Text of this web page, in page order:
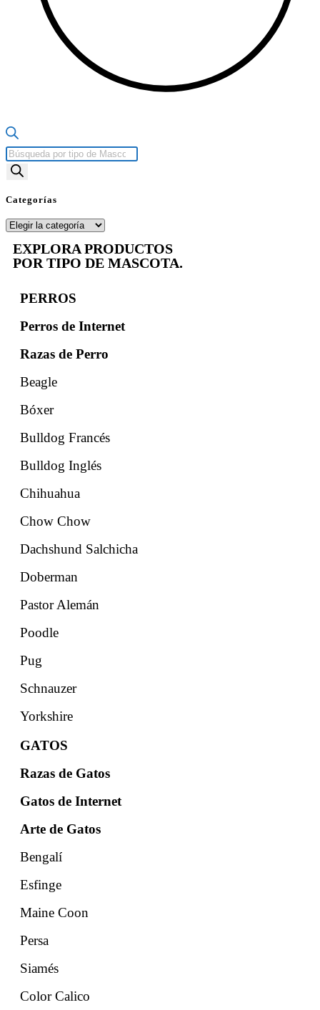
Categorías
EXPLORA PRODUCTOS
POR TIPO DE MASCOTA.
PERROS
Perros de Internet
Razas de Perro
Beagle
Bóxer
Bulldog Francés
Bulldog Inglés
Chihuahua
Chow Chow
Dachshund Salchicha
Doberman
Pastor Alemán
Poodle
Pug
Schnauzer
Yorkshire
GATOS
Razas de Gatos
Gatos de Internet
Arte de Gatos
Bengalí
Esfinge
Maine Coon
Persa
Siamés
Color Calico